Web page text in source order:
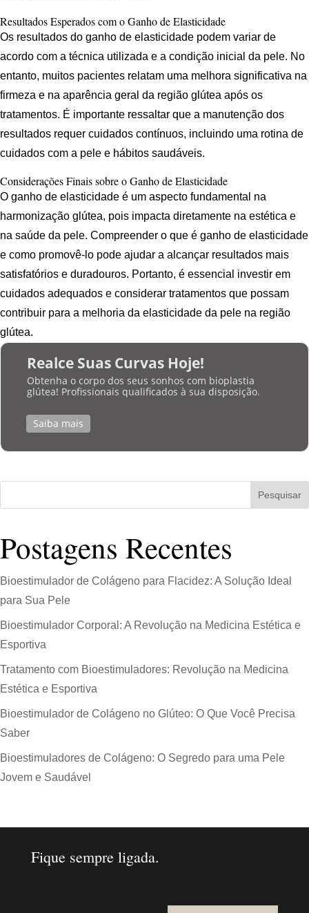
Resultados Esperados com o Ganho de Elasticidade
Os resultados do ganho de elasticidade podem variar de
acordo com a técnica utilizada e a condição inicial da pele. No
entanto, muitos pacientes relatam uma melhora significativa na
firmeza e na aparência geral da região glútea após os
tratamentos. É importante ressaltar que a manutenção dos
resultados requer cuidados contínuos, incluindo uma rotina de
cuidados com a pele e hábitos saudáveis.
Considerações Finais sobre o Ganho de Elasticidade
O ganho de elasticidade é um aspecto fundamental na
harmonização glútea, pois impacta diretamente na estética e
na saúde da pele. Compreender o que é ganho de elasticidade
e como promovê-lo pode ajudar a alcançar resultados mais
satisfatórios e duradouros. Portanto, é essencial investir em
cuidados adequados e considerar tratamentos que possam
contribuir para a melhoria da elasticidade da pele na região
glútea.
Realce Suas Curvas Hoje!
Obtenha o corpo dos seus sonhos com bioplastia
glútea! Profissionais qualificados à sua disposição.
Saiba mais
Pesquisar
Postagens Recentes
Bioestimulador de Colágeno para Flacidez: A Solução Ideal
para Sua Pele
Bioestimulador Corporal: A Revolução na Medicina Estética e
Esportiva
Tratamento com Bioestimuladores: Revolução na Medicina
Estética e Esportiva
Bioestimulador de Colágeno no Glúteo: O Que Você Precisa
Saber
Bioestimuladores de Colágeno: O Segredo para uma Pele
Jovem e Saudável
Fique sempre ligada.